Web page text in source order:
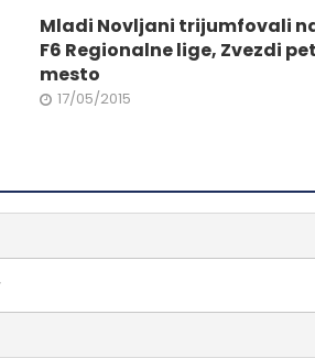
Mladi Novljani trijumfovali
F6 Regionalne lige, Zvezdi
mesto
17/05/2015